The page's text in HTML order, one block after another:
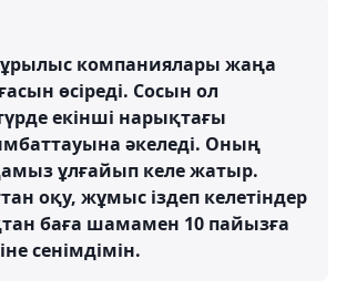
компаниялары жаңа
өсіреді. Сосын ол
екінші нарықтағы
әкеледі. Оның
ұлғайып келе жатыр.
оқу, жұмыс іздеп келетіндер
баға шамамен 10 пайызға
сенімдімін.